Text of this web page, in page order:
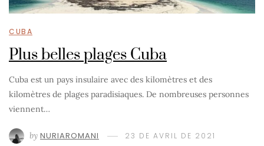
CUBA
Plus belles plages Cuba
Cuba est un pays insulaire avec des kilomètres et des
kilomètres de plages paradisiaques. De nombreuses personnes
viennent…
by NURIAROMANI 23 DE AVRIL DE 2021